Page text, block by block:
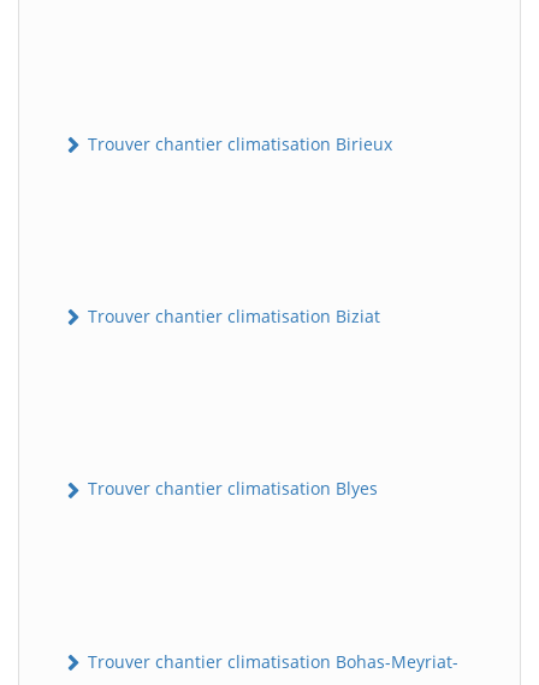
Trouver chantier climatisation Birieux
Trouver chantier climatisation Biziat
Trouver chantier climatisation Blyes
Trouver chantier climatisation Bohas-Meyriat-